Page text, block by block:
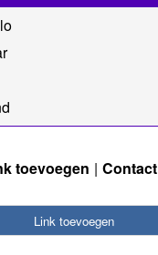
toevoegen Contact
Link toevoegen